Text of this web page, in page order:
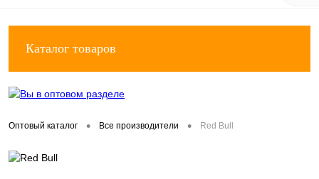
Каталог товаров
Оптовый каталог • Все производители • Red Bull